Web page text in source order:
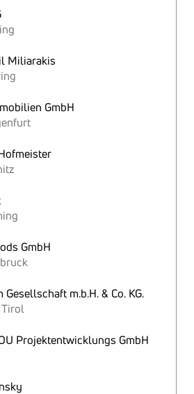
Miliarakis
GmbH
GmbH
Gesellschaft m.b.H. & Co. KG.
Projektentwicklungs GmbH